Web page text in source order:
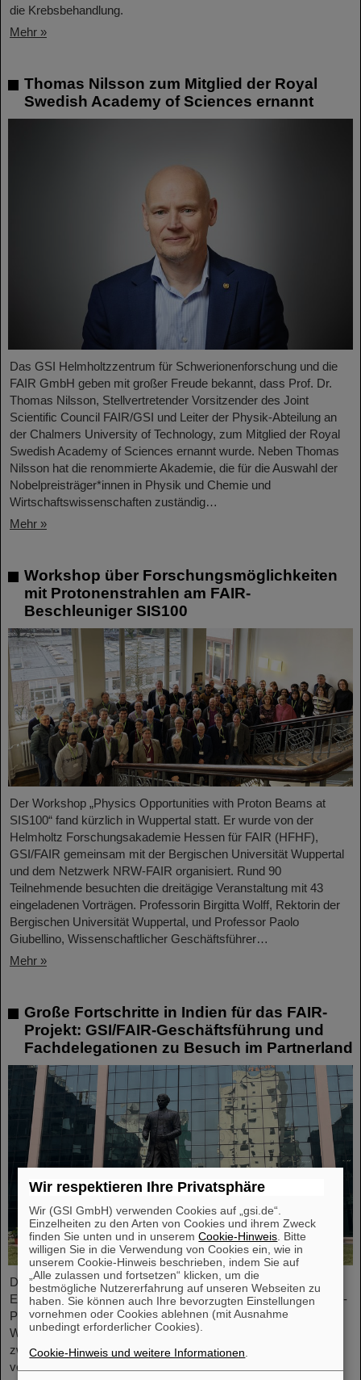
die Krebsbehandlung.
Mehr »
Thomas Nilsson zum Mitglied der Royal
Swedish Academy of Sciences ernannt
Das GSI Helmholtzzentrum für Schwerionenforschung und die
FAIR GmbH geben mit großer Freude bekannt, dass Prof. Dr.
Thomas Nilsson, Stellvertretender Vorsitzender des Joint
Scientific Council FAIR/GSI und Leiter der Physik-Abteilung an
der Chalmers University of Technology, zum Mitglied der Royal
Swedish Academy of Sciences ernannt wurde. Neben Thomas
Nilsson hat die renommierte Akademie, die für die Auswahl der
Nobelpreisträger*innen in Physik und Chemie und
Wirtschaftswissenschaften zuständig…
Mehr »
Workshop über Forschungsmöglichkeiten
mit Protonenstrahlen am FAIR-
Beschleuniger SIS100
Der Workshop „Physics Opportunities with Proton Beams at
SIS100“ fand kürzlich in Wuppertal statt. Er wurde von der
Helmholtz Forschungsakademie Hessen für FAIR (HFHF),
GSI/FAIR gemeinsam mit der Bergischen Universität Wuppertal
und dem Netzwerk NRW-FAIR organisiert. Rund 90
Teilnehmende besuchten die dreitägige Veranstaltung mit 43
eingeladenen Vorträgen. Professorin Birgitta Wolff, Rektorin der
Bergischen Universität Wuppertal, und Professor Paolo
Giubellino, Wissenschaftlicher Geschäftsführer…
Mehr »
Große Fortschritte in Indien für das FAIR-
Projekt: GSI/FAIR-Geschäftsführung und
Fachdelegationen zu Besuch im Partnerland
Die Geschäftsführung von GSI und FAIR sowie
Expertendelegationen haben vor kurzem bei Besuchen im FAIR-
Partnerland wichtige Gespräche geführt, um entscheidende
Weichenstellungen für die weitere nachhaltige Zusammenarbeit
zwischen GSI/FAIR und Indien im Rahmen des FAIR-Projekts
vorzunehmen.
Wir respektieren Ihre Privatsphäre
Wir (GSI GmbH) verwenden Cookies auf „gsi.de“.
Einzelheiten zu den Arten von Cookies und ihrem Zweck
finden Sie unten und in unseremCookie-Hinweis . Bitte
willigen Sie in die Verwendung von Cookies ein, wie in
unserem Cookie-Hinweis beschrieben, indem Sie auf
„Alle zulassen und fortsetzen“ klicken, um die
bestmögliche Nutzererfahrung auf unseren Webseiten zu
haben. Sie können auch Ihre bevorzugten Einstellungen
vornehmen oder Cookies ablehnen (mit Ausnahme
unbedingt erforderlicher Cookies).
Cookie-Hinweis und weitere Informationen